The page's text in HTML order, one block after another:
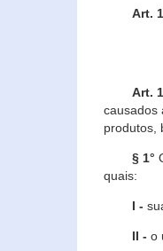
Art.
Art.
causados
produtos,
§ 1°
quais:
I -
II - o